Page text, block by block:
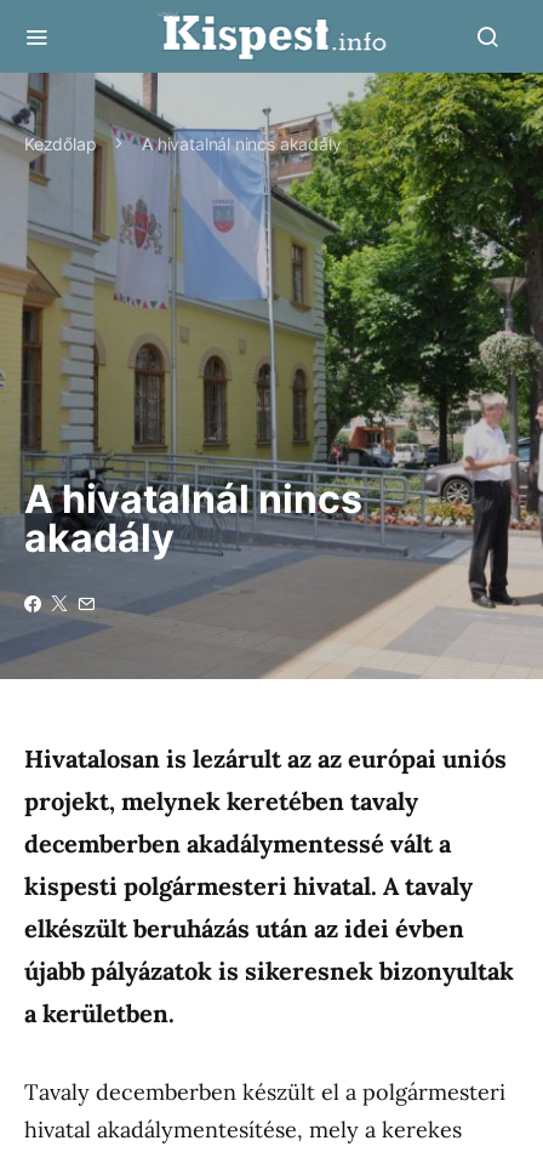
Kezdőlap A hivatalnál nincs akadály
A hivatalnál nincs
akadály
Hivatalosan is lezárult az az európai uniós
projekt, melynek keretében tavaly
decemberben akadálymentessé vált a
kispesti polgármesteri hivatal. A tavaly
elkészült beruházás után az idei évben
újabb pályázatok is sikeresnek bizonyultak
a kerületben.
Tavaly decemberben készült el a polgármesteri
hivatal akadálymentesítése, mely a kerekes